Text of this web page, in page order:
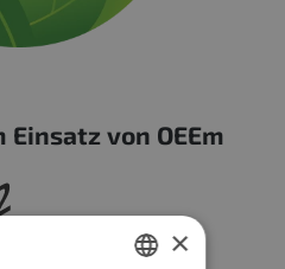
von OEEm
×